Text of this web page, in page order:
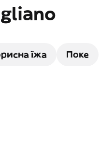
їжа Поке